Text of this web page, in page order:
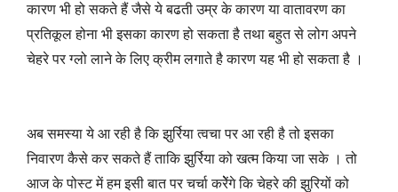
कारण भी हो सकते हैं जैसे ये बढती उम्र के कारण या वातावरण का
प्रतिकूल होना भी इसका कारण हो सकता है तथा बहुत से लोग अपने
चेहरे पर ग्लो लाने के लिए क्रीम लगाते है कारण यह भी हो सकता है ।
अब समस्या ये आ रही है कि झुर्रिया त्वचा पर आ रही है तो इसका
निवारण कैसे कर सकते हैं ताकि झुर्रिया को खत्म किया जा सके । तो
आज के पोस्ट में हम इसी बात पर चर्चा करेेेंगे कि चेहरे की झुरियों को